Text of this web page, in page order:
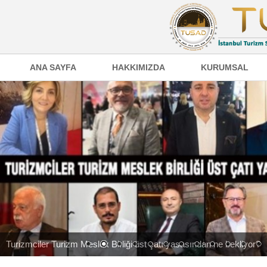
ANA SAYFA HAKKIMIZDA KURUMSAL
Turizmciler Turizm Meslek Birliği üst çatı yasasından ne bekliyor?